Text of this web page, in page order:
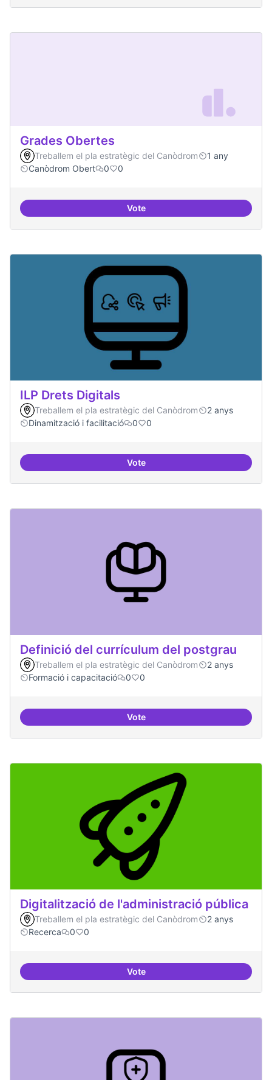
Grades Obertes
Treballem el pla estratègic del Canòdrom
1 any
Canòdrom Obert
0 0
VoteGrades Obertes
ILP Drets Digitals
Treballem el pla estratègic del Canòdrom
2 anys
Dinamització i facilitació
0 0
VoteILP Drets Digitals
Definició del currículum del postgrau
Treballem el pla estratègic del Canòdrom
2 anys
Formació i capacitació
0 0
VoteDefinició del currículum del
Digitalització de l'administració pública
Treballem el pla estratègic del Canòdrom
2 anys
Recerca
0 0
VoteDigitalització de l'administració